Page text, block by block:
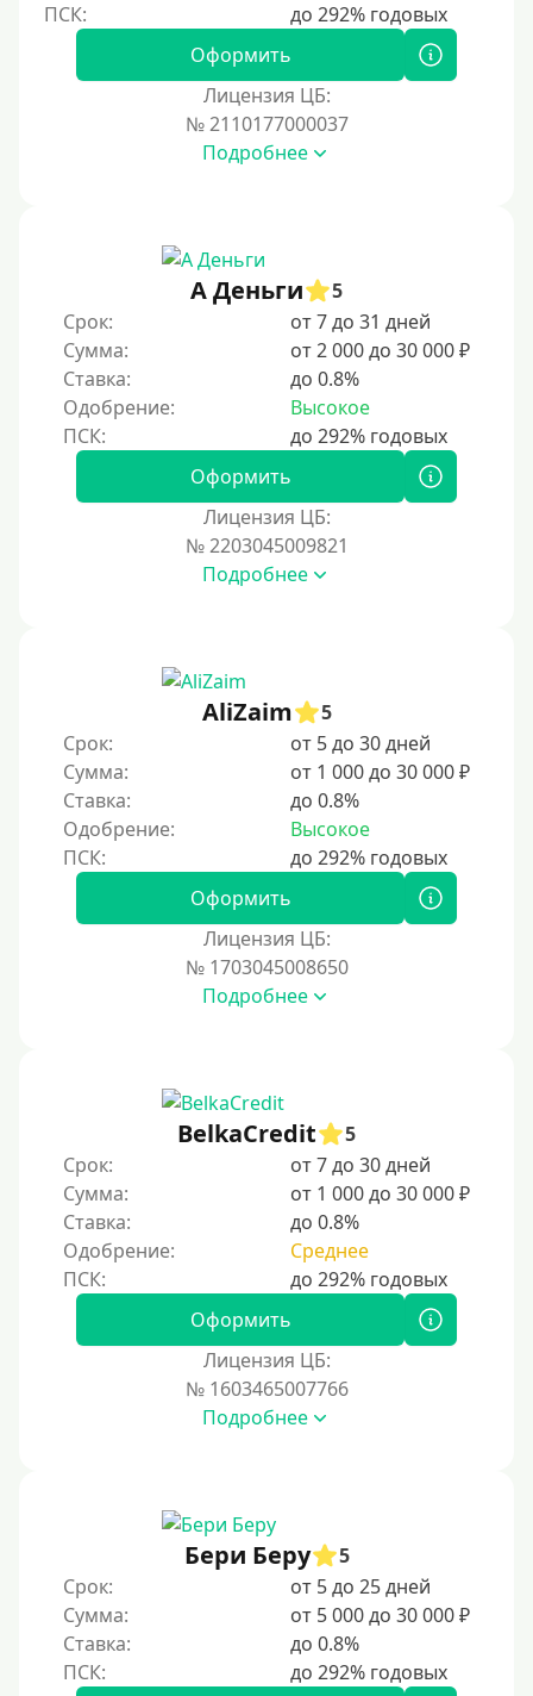
На полгода
10 месяцев
5 лет
Краткосрочные
Долгосрочные
Принятие решения
За час
Срочные
Моментальные онлайн
Экспресс
В день обращения
С 21 года
С 22 лет
С 23 лет
С 25 лет
Категории заемщиков
Несовершеннолетним
Без прописки
Без регистрации
С временной регистрацией
Оформить
Лицензия ЦБ:
№ 2110177000037
Подробнее
А Деньги
5
Срок:
от 7 до 31 дней
Сумма:
от 2 000 до 30 000 ₽
Ставка:
до 0.8%
Одобрение:
Высокое
Оформить
Лицензия ЦБ:
№ 2203045009821
Подробнее
AliZaim
5
Срок:
от 5 до 30 дней
Сумма:
от 1 000 до 30 000 ₽
Ставка:
до 0.8%
Одобрение:
Высокое
Оформить
Лицензия ЦБ:
№ 1703045008650
Подробнее
BelkaCredit
5
Срок:
от 7 до 30 дней
Сумма:
от 1 000 до 30 000 ₽
Ставка:
до 0.8%
Одобрение:
Среднее
Оформить
Лицензия ЦБ:
№ 1603465007766
Подробнее
Бери Беру
5
Срок:
от 5 до 25 дней
Сумма:
от 5 000 до 30 000 ₽
Ставка:
до 0.8%